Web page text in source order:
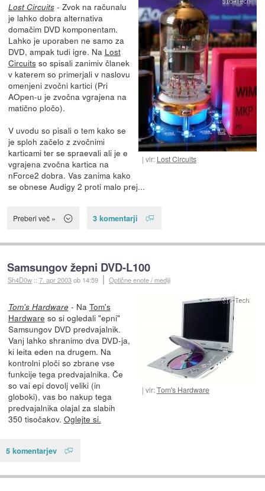
vir: Lost Circuits
Lost Circuits- Zvok na računalu
je lahko dobra alternativa
domačim DVD komponentam.
Lahko je uporaben ne samo za
DVD, ampak tudi igre. Na Lost
Circuitsso spisali zanimiv članek
v katerem so primerjali v naslovu
omenjeni zvočni kartici (Pri
AOpen-u je zvočna vgrajena na
matično pločo).
V uvodu so pisali o tem kako se
je sploh začelo z zvočnimi
karticami ter se spraevali ali je e
vgrajena zvočna kartica na
nForce2 dobra. Vas zanima kako
se obnese Audigy 2 proti malo prej...
Preberi več » 3 komentarji
Samsungov žepni DVD-L100
Sh4D0w ::7. apr 2003ob 14:59 Optične enote / mediji
vir:Tom's Hardware
Tom's Hardware- Na Tom's
Hardware so si ogledali "epni"
Samsungov DVD predvajalnik.
Vanj lahko shranimo dva DVD-ja,
ki leita eden na drugem. Na
kontrolni ploči so zbrane vse
funkcije tega predvajalnika. Če
so vai epi dovolj veliki (in
globoki), vas bo nakup tega
predvajalnika olajal za slabih
350 tisočakov. Oglejte si.
5 komentarjev